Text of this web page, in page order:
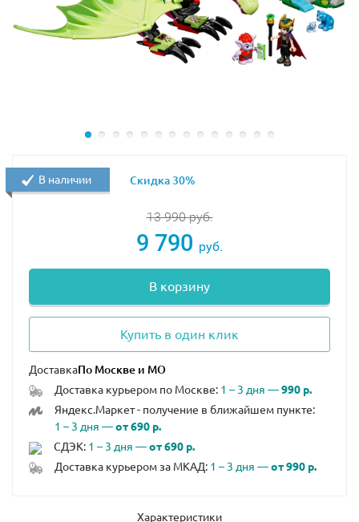
13 990руб.
9 790 руб.
В корзину
Купить в один клик
Доставка
Доставка курьером по Москве: 1 – 3 дня —990 р.
Яндекс.Маркет - получение в ближайшем пункте:
1 – 3 дня —от 690 р.
СДЭК: 1 – 3 дня —от 690 р.
Доставка курьером за МКАД: 1 – 3 дня —от 990 р.
В наличии Скидка 30%
Характеристики